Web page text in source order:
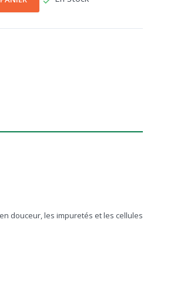
douceur, les impuretés et les cellules